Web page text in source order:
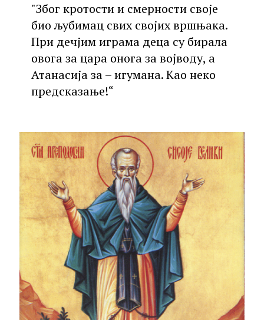
"Због кротости и смерности своје
био љубимац свих својих вршњака.
При дечјим играма деца су бирала
овога за цара онога за војводу, а
Атанасија за – игумана. Као неко
предсказање!“